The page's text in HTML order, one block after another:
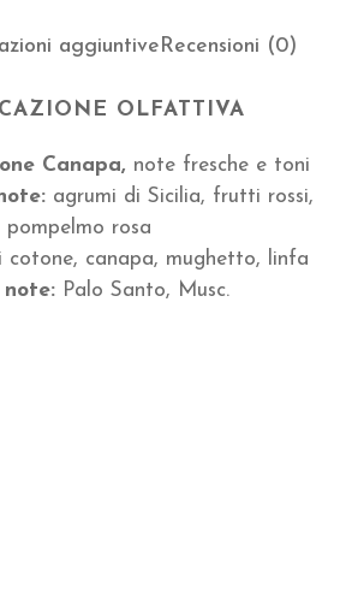
aggiuntive Recensioni (0)
OLFATTIVA
Canapa, note fresche e toni
agrumi di Sicilia, frutti rossi,
pompelmo rosa
cotone, canapa, mughetto, linfa
note: Palo Santo, Musc.